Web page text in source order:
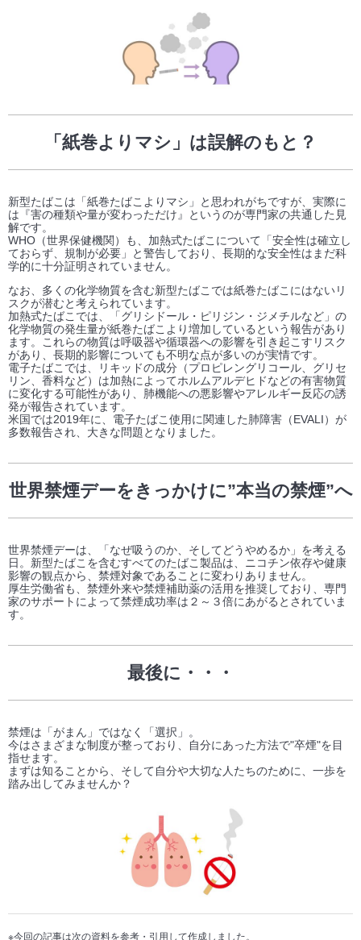
「紙巻よりマシ」は誤解のもと？
新型たばこは「紙巻たばこよりマシ」と思われがちですが、実際に
は『害の種類や量が変わっただけ』というのが専門家の共通した見
解です。
WHO（世界保健機関）も、加熱式たばこについて「安全性は確立し
ておらず、規制が必要」と警告しており、長期的な安全性はまだ科
学的に十分証明されていません。
なお、多くの化学物質を含む新型たばこでは紙巻たばこにはないリ
スクが潜むと考えられています。
加熱式たばこでは、「グリシドール・ピリジン・ジメチルなど」の
化学物質の発生量が紙巻たばこより増加しているという報告があり
ます。これらの物質は呼吸器や循環器への影響を引き起こすリスク
があり、長期的影響についても不明な点が多いのが実情です。
電子たばこでは、リキッドの成分（プロピレングリコール、グリセ
リン、香料など）は加熱によってホルムアルデヒドなどの有害物質
に変化する可能性があり、肺機能への悪影響やアレルギー反応の誘
発が報告されています。
米国では2019年に、電子たばこ使用に関連した肺障害（EVALI）が
多数報告され、大きな問題となりました。
世界禁煙デーをきっかけに”本当の禁煙”へ
世界禁煙デーは、「なぜ吸うのか、そしてどうやめるか」を考える
日。新型たばこを含むすべてのたばこ製品は、ニコチン依存や健康
影響の観点から、禁煙対象であることに変わりありません。
厚生労働省も、禁煙外来や禁煙補助薬の活用を推奨しており、専門
家のサポートによって禁煙成功率は２～３倍にあがるとされていま
す。
最後に・・・
禁煙は「がまん」ではなく「選択」。
今はさまざまな制度が整っており、自分にあった方法で"卒煙"を目
指せます。
まずは知ることから、そして自分や大切な人たちのために、一歩を
踏み出してみませんか？
※今回の記事は次の資料を参考・引用して作成しました。